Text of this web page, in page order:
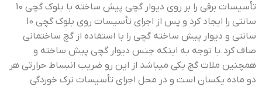
تأسیسات برقی را بر روی دیوار گچی پیش ساخته با بلوک گچی 10
سانتی را ایجاد کرد و پس از اجرای تأسیسات روی بلوک گچی 10
سانتی و دیوار پیش ساخته گچی را با استفاده از گچ ساختمانی
صاف کرد.با توجه به اینکه جنس دیوار گچی پیش ساخته و
همچنین ملات گچ یکی میباشد از این رو ضریب انبساط حرارتی هر
دو ماده یکسان است و در محل اجرای تأسیسات ترک خوردگی